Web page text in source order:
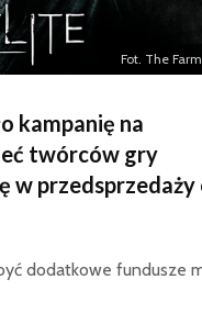
Fot. The
kampanię na
twórców gry
w przedsprzedaży
dodatkowe fundusze